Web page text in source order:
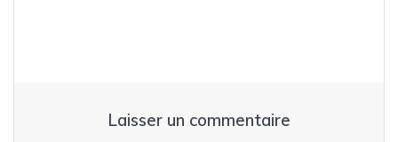
Laisser un commentaire